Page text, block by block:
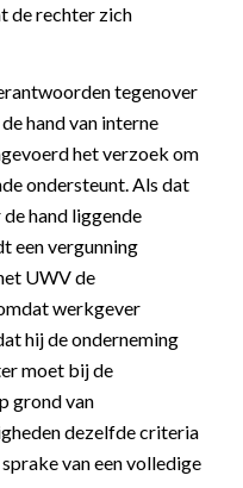
de rechter zich
tegenover
hand van interne
het verzoek om
ondersteunt. Als dat
hand liggende
een vergunning
UWV de
werkgever
hij de onderneming
moet bij de
grond van
dezelfde criteria
van een volledige